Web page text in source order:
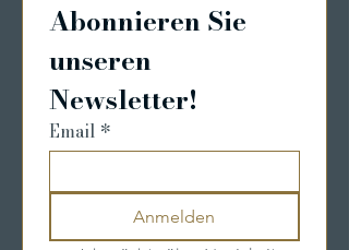
Abonnieren Sie
unseren
Newsletter!
Email *
Anmelden